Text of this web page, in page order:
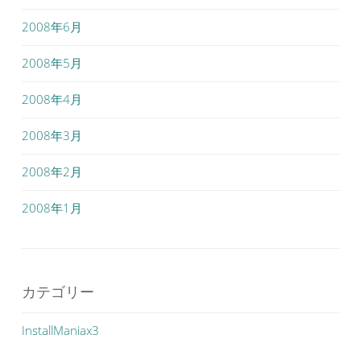
2008年6月
2008年5月
2008年4月
2008年3月
2008年2月
2008年1月
カテゴリー
InstallManiax3